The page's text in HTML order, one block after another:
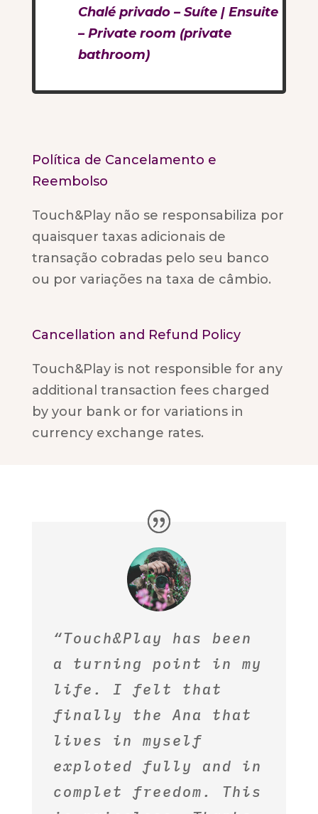
Chalé privado – Suíte | Ensuite
– Private room (private
bathroom)
Política de Cancelamento e
Reembolso
Touch&Play não se responsabiliza por
quaisquer taxas adicionais de
transação cobradas pelo seu banco
ou por variações na taxa de câmbio.
Cancellation and Refund Policy
Touch&Play is not responsible for any
additional transaction fees charged
by your bank or for variations in
currency exchange rates.
“Touch&Play has been
a turning point in my
life. I felt that
finally the Ana that
lives in myself
exploted fully and in
complet freedom. This